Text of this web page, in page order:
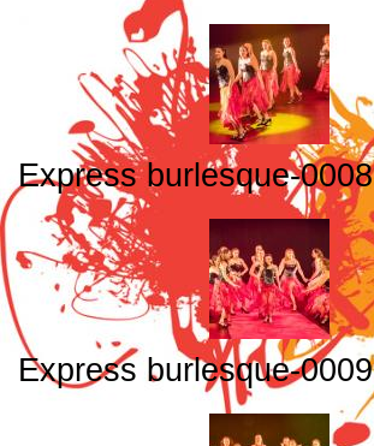
Express burlesque-0008
Express burlesque-0009